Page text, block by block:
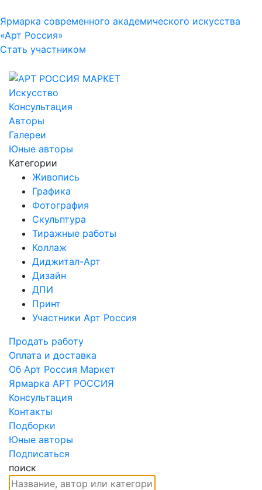
Ярмарка современного академического искусства
«Арт Россия»
Стать участником
Искусство
Консультация
Авторы
Галереи
Юные авторы
Категории
Живопись
Графика
Фотография
Скульптура
Тиражные работы
Коллаж
Диджитал-Арт
Дизайн
ДПИ
Принт
Участники Арт Россия
Продать работу
Оплата и доставка
Об Арт Россия Маркет
Ярмарка АРТ РОССИЯ
Консультация
Контакты
Подборки
Юные авторы
Подписаться
поиск